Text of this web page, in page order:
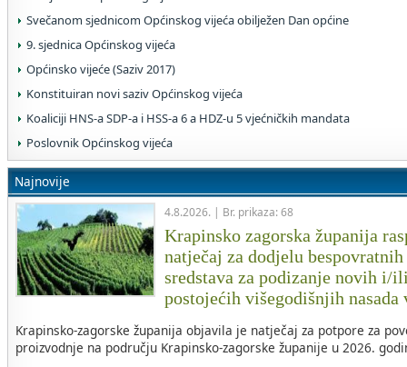
Svečanom sjednicom Općinskog vijeća obilježen Dan općine
9. sjednica Općinskog vijeća
Općinsko vijeće (Saziv 2017)
Konstituiran novi saziv Općinskog vijeća
Koaliciji HNS-a SDP-a i HSS-a 6 a HDZ-u 5 vjećničkih mandata
Poslovnik Općinskog vijeća
Najnovije
4.8.2026. | Br. prikaza: 68
Krapinsko zagorska županija
natječaj za dodjelu
sredstava za podizanje novih i/
postojećih višegodišnjih nasada
Krapinsko-zagorske županija objavila je natječaj za potpore za
proizvodnje na području Krapinsko-zagorske županije u 2026.